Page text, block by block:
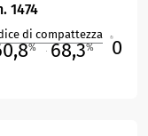
1474
di compattezza
% 68,3% 0